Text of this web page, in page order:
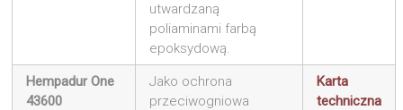
utwardzaną
poliaminami farbą
epoksydową.
Hempadur One
43600
Jako ochrona
przeciwogniowa
Karta
techniczna